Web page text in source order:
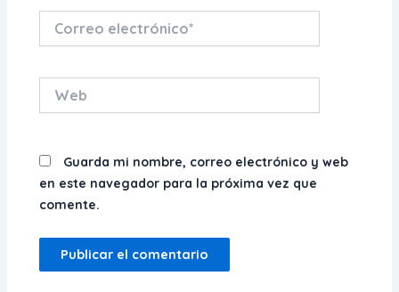
electrónico*
Guarda mi nombre, correo electrónico y web
en este navegador para la próxima vez que
comente.